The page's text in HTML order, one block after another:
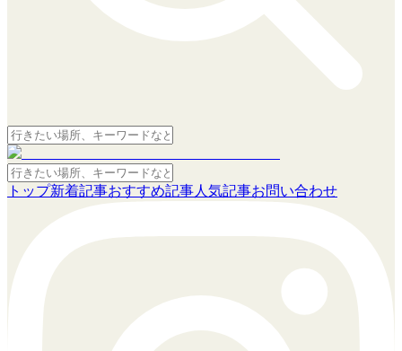
トップ新着記事おすすめ記事人気記事お問い合わせ